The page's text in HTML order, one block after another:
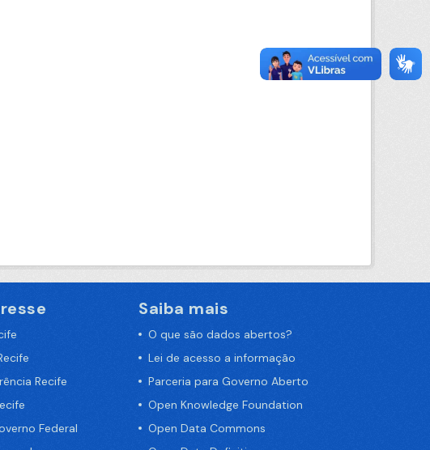
Recife
Federal
Saiba mais
O que são dados abertos?
Lei de acesso a informação
Parceria para Governo Aberto
Open Knowledge Foundation
Open Data Commons